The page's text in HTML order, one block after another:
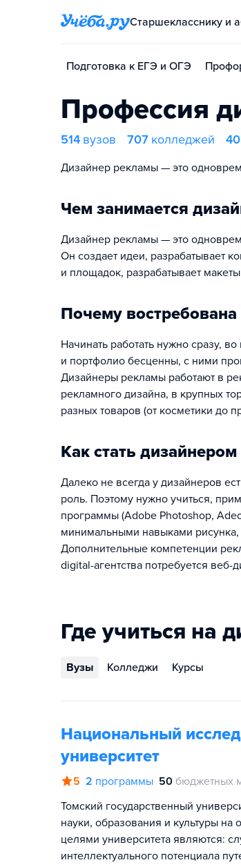
Старшекласснику и
Подготовка к ЕГЭ и ОГЭ
Профессия
514 вузов 707 колледжей 40
Дизайнер рекламы — это
Чем занимается
Дизайнер рекламы — это
Он создает идеи, разрабатывает
и площадок, разрабатывает
Почему
Начинать работать нужно сразу,
и портфолио бесценны, с ними
Дизайнеры рекламы работают в
рекламного дизайна, в крупных
разных товаров (от косметики до
Как стать
Далеко не всегда у дизайнеров
роль. Поэтому нужно учиться,
программы (Adobe Photoshop,
минимальными навыками рисунка,
Дополнительные компетенции
digital-агентства потребуется
Где учиться на
Вузы Колледжи Курсы
Национальный
университет
5 2 программы 50 бюджетных
Томский государственный
науки, образования и культуры
целями университета являются:
интеллектуального потенциала